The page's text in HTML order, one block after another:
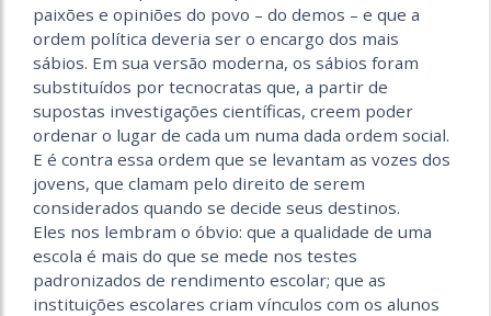
paixões e opiniões do povo – do demos – e que a
ordem política deveria ser o encargo dos mais
sábios. Em sua versão moderna, os sábios foram
substituídos por tecnocratas que, a partir de
supostas investigações científicas, creem poder
ordenar o lugar de cada um numa dada ordem social.
E é contra essa ordem que se levantam as vozes dos
jovens, que clamam pelo direito de serem
considerados quando se decide seus destinos.
Eles nos lembram o óbvio: que a qualidade de uma
escola é mais do que se mede nos testes
padronizados de rendimento escolar; que as
instituições escolares criam vínculos com os alunos